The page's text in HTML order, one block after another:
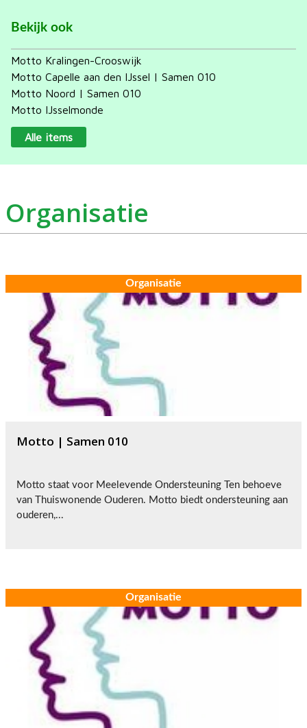
Bekijk ook
Motto Kralingen-Crooswijk
Motto Capelle aan den IJssel | Samen 010
Motto Noord | Samen 010
Motto IJsselmonde
Alle items
Organisatie
Organisatie
Organisatie
Motto | Samen 010
Motto staat voor Meelevende Ondersteuning Ten behoeve
van Thuiswonende Ouderen. Motto biedt ondersteuning aan
ouderen,...